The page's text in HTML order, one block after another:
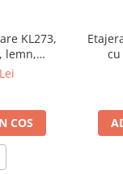
KL273,
lemn,
natur
COS